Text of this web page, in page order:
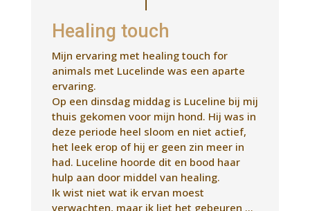
het leek erop of hij er geen zin meer in
had. Luceline hoorde dit en bood haar
hulp aan door middel van healing.
Ik wist niet wat ik ervan moest
verwachten, maar ik liet het gebeuren …
Ik dacht alleen maar: ‘Als mijn hond maar
beter wordt… ‘
Luceline pastte haar healing-methode
toe, en maakte alle chakra’s van mijn
hond open. Ze ontdekte ook de oorzaak
van zijn slome gedrag: hij had last van
zijn blaas!
Toen Luceline weg ging was mijn hond
een stuk opgewekter en levendiger. Wat